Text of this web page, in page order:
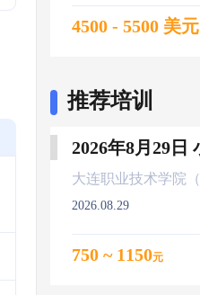
4500 - 5500 美元
推荐培训
2026.08.29
750 ~ 1150元